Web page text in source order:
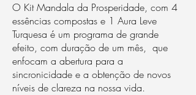
O Kit Mandala da Prosperidade, com 4
essências compostas e 1 Aura Leve
Turquesa é um programa de grande
efeito, com duração de um mês, que
enfocam a abertura para a
sincronicidade e a obtenção de novos
níveis de clareza na nossa vida.​